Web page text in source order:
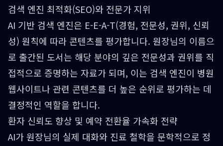
검색 엔진 최적화(SEO)와 전문가 지위
AI 기반 검색 엔진은 E-E-A-T(경험, 전문성, 권위, 신뢰
성) 원칙에 따라 콘텐츠를 평가합니다. 원장님의 이름으
로 출간된 도서는 해당 분야의 깊은 전문성과 권위를 직
접적으로 증명하는 자료가 되며, 이는 검색 엔진이 병원
웹사이트나 관련 콘텐츠를 더 높은 순위로 평가하는 데
결정적인 역할을 합니다.
환자 신뢰도 향상 및 예약 전환율 가속화 전략
AI가 원장님의 실제 대화와 진료 철학을 문학적으로 정